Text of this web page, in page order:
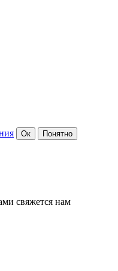
Ок
Понятно
свяжется нам